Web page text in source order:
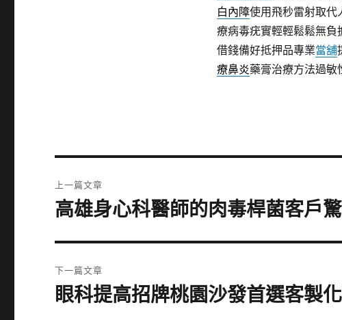
白內障使用飛秒雷射取代
療病毒疣實輕輕鬆鬆無負
借錢備好抵押品專業當舖
療鼻炎藥膏治療方法過敏
章
上一篇文章
上
篇
章:
高雄身心科醫師的肉毒桿菌客戶
下一篇文章
下
眼科提高招牌桃園沙發首選客製